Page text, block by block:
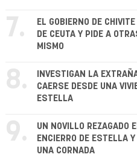
7.
EL GOBIERNO DE
DE CEUTA Y PIDE A
MISMO
8.
INVESTIGAN LA
CAERSE DESDE UNA
ESTELLA
9.
UN NOVILLO REZAGADO
ENCIERRO DE ESTELLA
UNA CORNADA